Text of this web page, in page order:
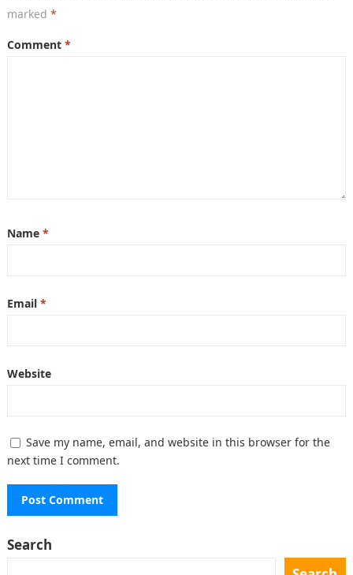
marked *
Comment *
Name *
Email *
Website
Save my name, email, and website in this browser for the
next time I comment.
Search